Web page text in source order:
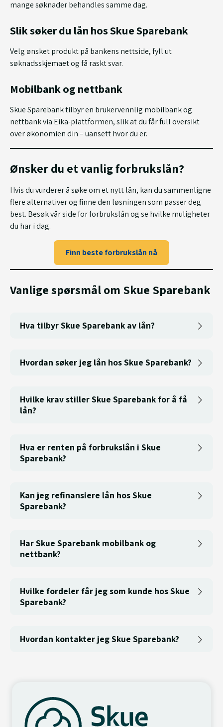
mange søknader behandles samme dag.
Slik søker du lån hos Skue Sparebank
Velg ønsket produkt på bankens nettside, fyll ut
søknadsskjemaet og få raskt svar.
Mobilbank og nettbank
Skue Sparebank tilbyr en brukervennlig mobilbank og
nettbank via Eika-plattformen, slik at du får full oversikt
over økonomien din – uansett hvor du er.
Ønsker du et vanlig forbrukslån?
Hvis du vurderer å søke om et nytt lån, kan du sammenligne
flere alternativer og finne den løsningen som passer deg
best. Besøk vår side for forbrukslån og se hvilke muligheter
du har i dag.
Finn beste forbrukslån nå
Vanlige spørsmål om Skue Sparebank
Hva tilbyr Skue Sparebank av lån?
Hvordan søker jeg lån hos Skue Sparebank?
Hvilke krav stiller Skue Sparebank for å få
lån?
Hva er renten på forbrukslån i Skue
Sparebank?
Kan jeg refinansiere lån hos Skue
Sparebank?
Har Skue Sparebank mobilbank og
nettbank?
Hvilke fordeler får jeg som kunde hos Skue
Sparebank?
Hvordan kontakter jeg Skue Sparebank?